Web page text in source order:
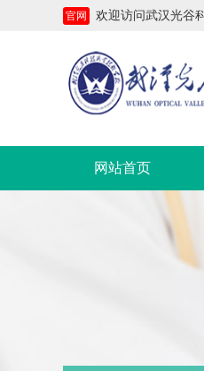
官网 欢迎访问武汉光谷
网站首页